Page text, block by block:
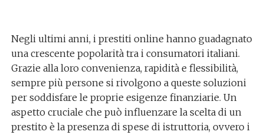
Negli ultimi anni, i prestiti online hanno guadagnato
una crescente popolarità tra i consumatori italiani.
Grazie alla loro convenienza, rapidità e flessibilità,
sempre più persone si rivolgono a queste soluzioni
per soddisfare le proprie esigenze finanziarie. Un
aspetto cruciale che può influenzare la scelta di un
prestito è la presenza di spese di istruttoria, ovvero i